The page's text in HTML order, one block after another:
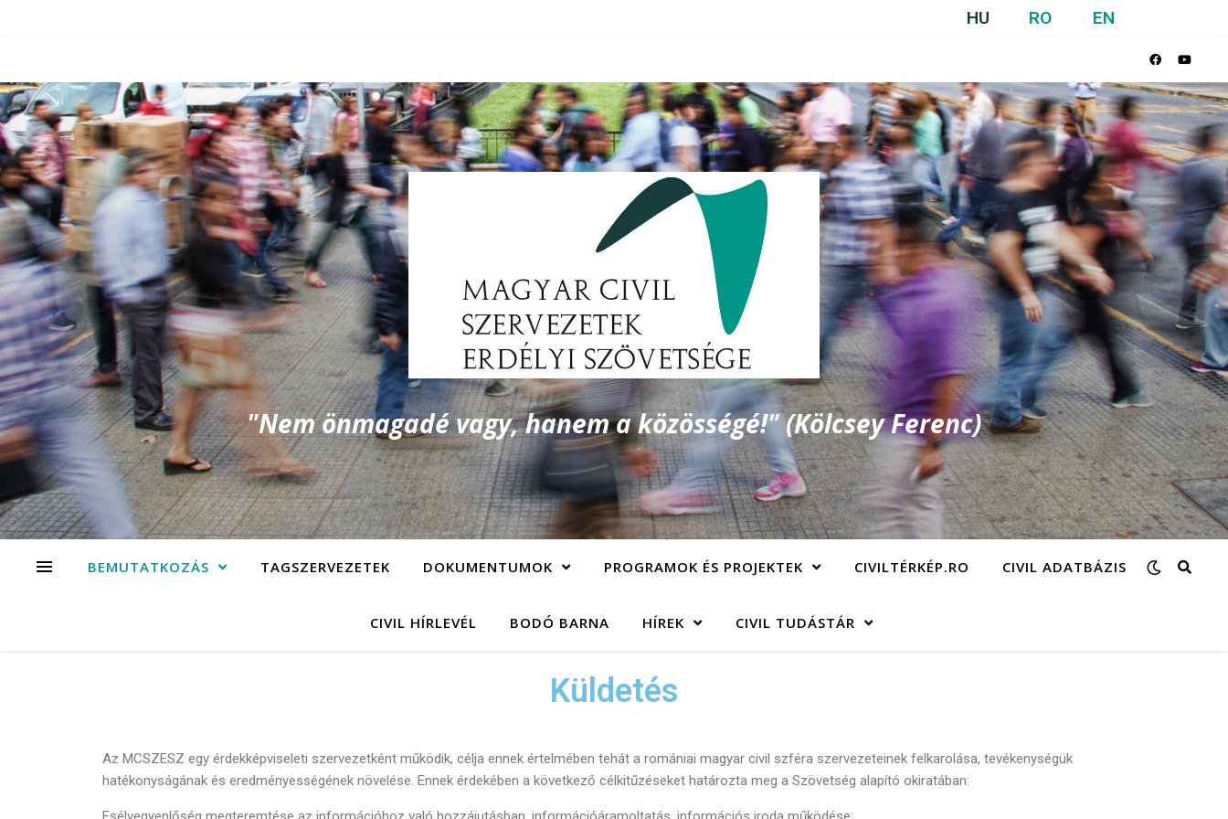
HU RO EN
"Nem önmagadé vagy, hanem a közösségé!" (Kölcsey Ferenc)
BEMUTATKOZÁS TAGSZERVEZETEK DOKUMENTUMOK PROGRAMOK ÉS PROJEKTEK CIVILTÉRKÉP.RO CIVIL ADATBÁZIS
CIVIL HÍRLEVÉL BODÓ BARNA HÍREK CIVIL TUDÁSTÁR
Küldetés
Az MCSZESZ egy érdekképviseleti szervezetként működik, célja ennek értelmében tehát a romániai magyar civil szféra szervezeteinek felkarolása, tevékenységük
hatékonyságának és eredményességének növelése. Ennek érdekében a következő célkitűzéseket határozta meg a Szövetség alapító okiratában: